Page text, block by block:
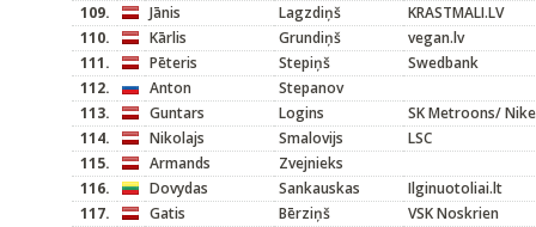
109.
Jānis Lagzdiņš
KRASTMALI.LV
110.
Kārlis Grundiņš
vegan.lv
111.
Pēteris Stepiņš
Swedbank
112.
Anton
Stepanov
113.
Guntars Logins
SK Metroons/ Nike
114.
Nikolajs Smalovijs
LSC
115.
Armands
Zvejnieks
116.
Dovydas Sankauskas
Ilginuotoliai.lt
117.
Gatis Bērziņš
VSK Noskrien